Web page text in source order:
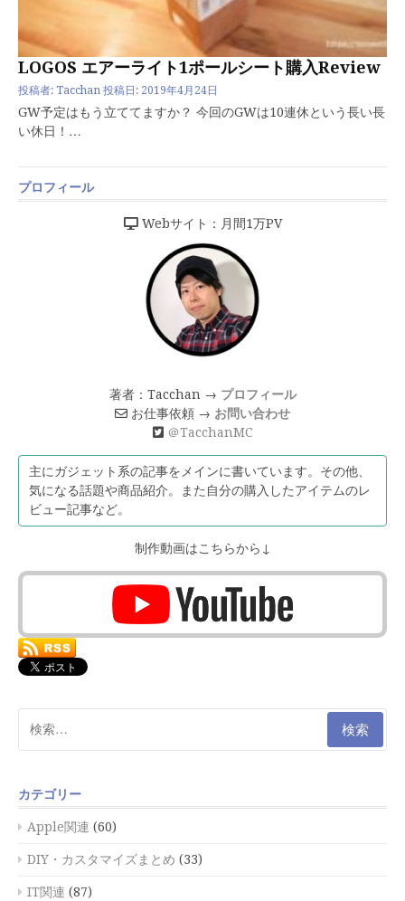
LOGOS エアーライト1ポールシート購入Review
投稿者: Tacchan 投稿日: 2019年4月24日
GW予定はもう立ててますか？ 今回のGWは10連休という長い長
い休日！…
プロフィール
Webサイト：月間1万PV
著者：Tacchan → プロフィール
お仕事依頼 → お問い合わせ
＠TacchanMC
主にガジェット系の記事をメインに書いています。その他、
気になる話題や商品紹介。また自分の購入したアイテムのレ
ビュー記事など。
制作動画はこちらから↓
索:
カテゴリー
Apple関連 (60)
DIY・カスタマイズまとめ (33)
IT関連 (87)